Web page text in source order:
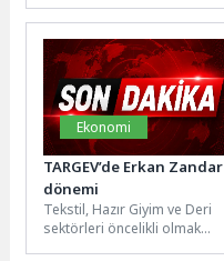
layık görülen Nilüfer
Belediyesi...
Ekonomi
TARGEV’de Erkan Zandar
dönemi
Tekstil, Hazır Giyim ve Deri
sektörleri öncelikli olmak